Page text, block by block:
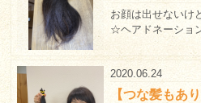
お顔は出せないけ
☆ヘアドネーショ
2020.06.24
【つな髪もあ